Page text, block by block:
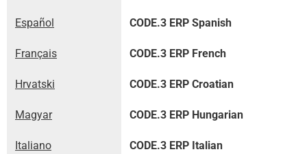
Español CODE.3 ERP Spanish
Français CODE.3 ERP French
Hrvatski CODE.3 ERP Croatian
Magyar CODE.3 ERP Hungarian
Italiano CODE.3 ERP Italian